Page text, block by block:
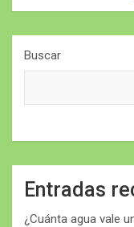
Buscar
Entradas
¿Cuánta agua vale